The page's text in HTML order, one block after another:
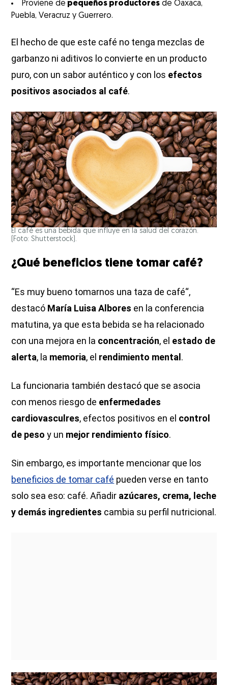
Proviene de pequeños productores de Oaxaca,
Puebla, Veracruz y Guerrero.
El hecho de que este café no tenga mezclas de
garbanzo ni aditivos lo convierte en un producto
puro, con un sabor auténtico y con los efectos
positivos asociados al café.
El café es una bebida que influye en la salud del corazón.
(Foto: Shutterstock).
¿Qué beneficios tiene tomar café?
“Es muy bueno tomarnos una taza de café“,
destacó María Luisa Albores en la conferencia
matutina, ya que esta bebida se ha relacionado
con una mejora en la concentración, el estado de
alerta, la memoria, el rendimiento mental.
La funcionaria también destacó que se asocia
con menos riesgo de enfermedades
cardiovasculres, efectos positivos en el control
de peso y un mejor rendimiento físico.
Sin embargo, es importante mencionar que los
beneficios de tomar café pueden verse en tanto
solo sea eso: café. Añadir azúcares, crema, leche
y demás ingredientes cambia su perfil nutricional.